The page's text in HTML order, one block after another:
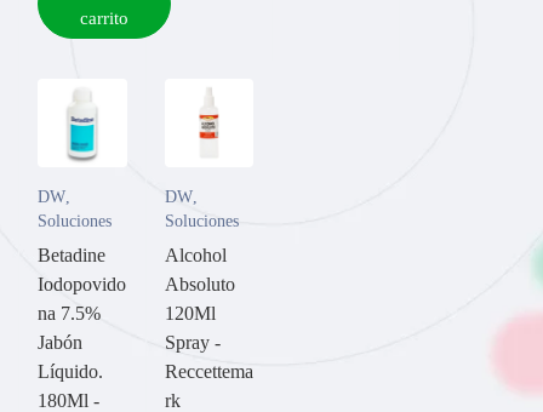
carrito
DW,
Soluciones
Betadine
Iodopovido
na 7.5%
Jabón
Líquido.
180Ml -
DW,
Soluciones
Alcohol
Absoluto
120Ml
Spray -
Reccettema
rk